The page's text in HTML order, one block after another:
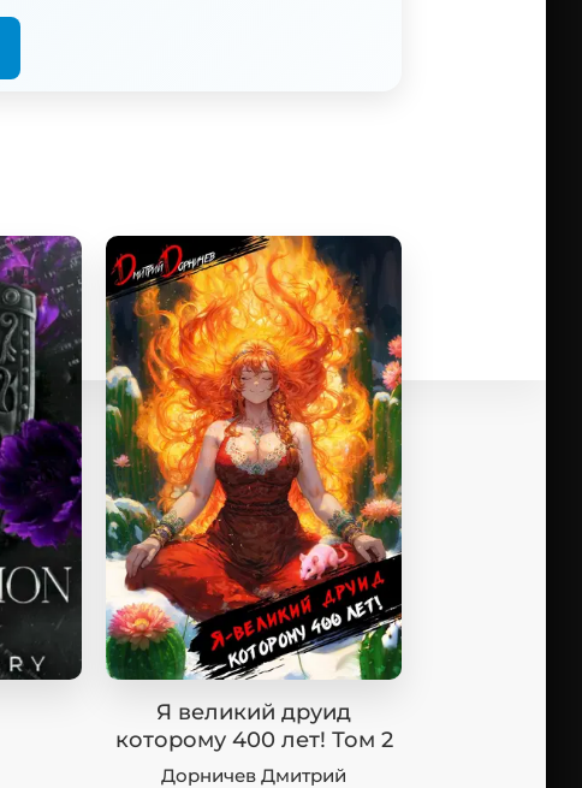
Я великий друид
которому 400 лет! Том 2
Дорничев Дмитрий